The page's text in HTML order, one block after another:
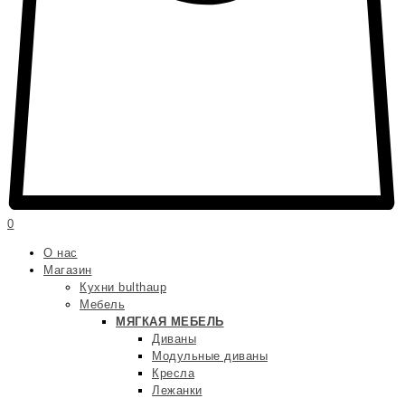
0
О нас
Магазин
Кухни bulthaup
Мебель
МЯГКАЯ МЕБЕЛЬ
Диваны
Модульные диваны
Кресла
Лежанки